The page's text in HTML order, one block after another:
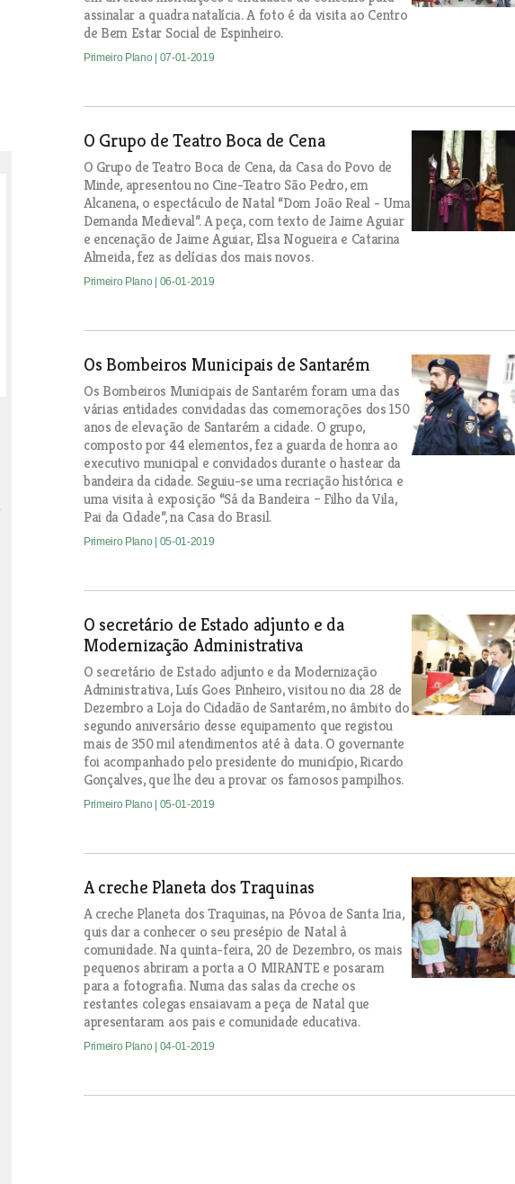
assinalar a quadra natalícia. A foto é da visita ao Centro
de Bem Estar Social de Espinheiro.
Primeiro Plano | 07-01-2019
O Grupo de Teatro Boca de Cena
O Grupo de Teatro Boca de Cena, da Casa do Povo de
Minde, apresentou no Cine-Teatro São Pedro, em
Alcanena, o espectáculo de Natal “Dom João Real - Uma
Demanda Medieval”. A peça, com texto de Jaime Aguiar
e encenação de Jaime Aguiar, Elsa Nogueira e Catarina
Almeida, fez as delícias dos mais novos.
Primeiro Plano | 06-01-2019
Os Bombeiros Municipais de Santarém
Os Bombeiros Municipais de Santarém foram uma das
várias entidades convidadas das comemorações dos 150
anos de elevação de Santarém a cidade. O grupo,
composto por 44 elementos, fez a guarda de honra ao
executivo municipal e convidados durante o hastear da
bandeira da cidade. Seguiu-se uma recriação histórica e
uma visita à exposição “Sá da Bandeira – Filho da Vila,
Pai da Cidade”, na Casa do Brasil.
Primeiro Plano | 05-01-2019
O secretário de Estado adjunto e da
Modernização Administrativa
O secretário de Estado adjunto e da Modernização
Administrativa, Luís Goes Pinheiro, visitou no dia 28 de
Dezembro a Loja do Cidadão de Santarém, no âmbito do
segundo aniversário desse equipamento que registou
mais de 350 mil atendimentos até à data. O governante
foi acompanhado pelo presidente do município, Ricardo
Gonçalves, que lhe deu a provar os famosos pampilhos.
Primeiro Plano | 05-01-2019
A creche Planeta dos Traquinas
A creche Planeta dos Traquinas, na Póvoa de Santa Iria,
quis dar a conhecer o seu presépio de Natal à
comunidade. Na quinta-feira, 20 de Dezembro, os mais
pequenos abriram a porta a O MIRANTE e posaram
para a fotografia. Numa das salas da creche os
restantes colegas ensaiavam a peça de Natal que
apresentaram aos pais e comunidade educativa.
Primeiro Plano | 04-01-2019